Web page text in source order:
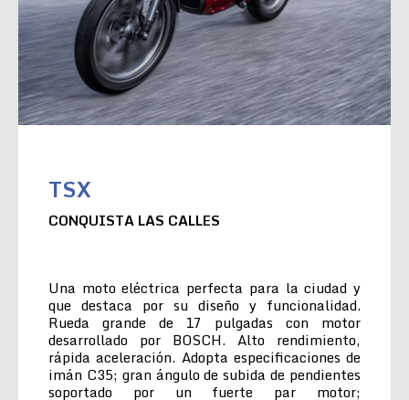
TSX
CONQUISTA LAS CALLES
Una moto eléctrica perfecta para la ciudad y
que destaca por su diseño y funcionalidad.
Rueda grande de 17 pulgadas con motor
desarrollado por BOSCH. Alto rendimiento,
rápida aceleración. Adopta especificaciones de
imán C35; gran ángulo de subida de pendientes
soportado por un fuerte par motor;